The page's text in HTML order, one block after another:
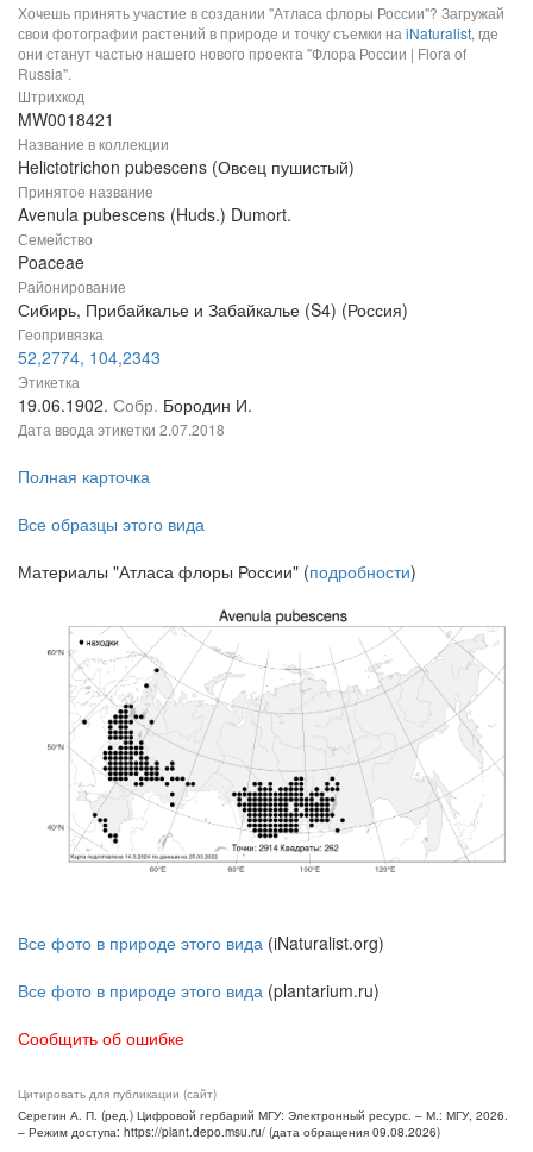
Хочешь принять участие в создании "Атласа флоры России"? Загружай
свои фотографии растений в природе и точку съемки на iNaturalist, где
они станут частью нашего нового проекта "Флора России | Flora of
Russia".
Штрихкод
MW0018421
Название в коллекции
Helictotrichon pubescens (Овсец пушистый)
Принятое название
Avenula pubescens (Huds.) Dumort.
Семейство
Poaceae
Районирование
Сибирь, Прибайкалье и Забайкалье (S4) (Россия)
Геопривязка
52,2774, 104,2343
Этикетка
19.06.1902. Собр. Бородин И.
Дата ввода этикетки 2.07.2018
Полная карточка
Все образцы этого вида
Материалы "Атласа флоры России" (подробности)
Все фото в природе этого вида (iNaturalist.org)
Все фото в природе этого вида (plantarium.ru)
Сообщить об ошибке
Цитировать для публикации (сайт)
Серегин А. П. (ред.) Цифровой гербарий МГУ: Электронный ресурс. – М.: МГУ, 2026.
– Режим доступа: https://plant.depo.msu.ru/ (дата обращения 09.08.2026)